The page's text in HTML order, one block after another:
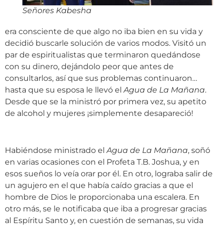
Señores Kabesha
era consciente de que algo no iba bien en su vida y
decidió buscarle solución de varios modos. Visitó un
par de espiritualistas que terminaron quedándose
con su dinero, dejándolo peor que antes de
consultarlos, así que sus problemas continuaron…
hasta que su esposa le llevó el Agua de La Mañana.
Desde que se la ministró por primera vez, su apetito
de alcohol y mujeres ¡simplemente desapareció!
Habiéndose ministrado elAgua de La Mañana, soñó
en varias ocasiones con el Profeta T.B. Joshua, y en
esos sueños lo veía orar por él. En otro, lograba salir de
un agujero en el que había caído gracias a que el
hombre de Dios le proporcionaba una escalera. En
otro más, se le notificaba que iba a progresar gracias
al Espíritu Santo y, en cuestión de semanas, su vida